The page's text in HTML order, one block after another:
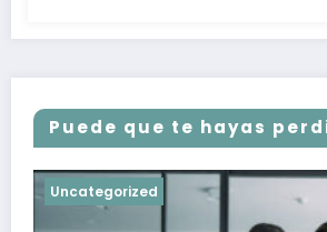
Puede que te hayas
Uncategorized